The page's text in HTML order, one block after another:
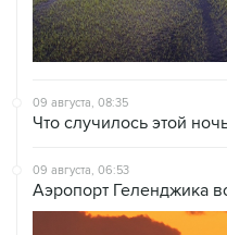
09 августа, 08:35
09 августа, 06:53